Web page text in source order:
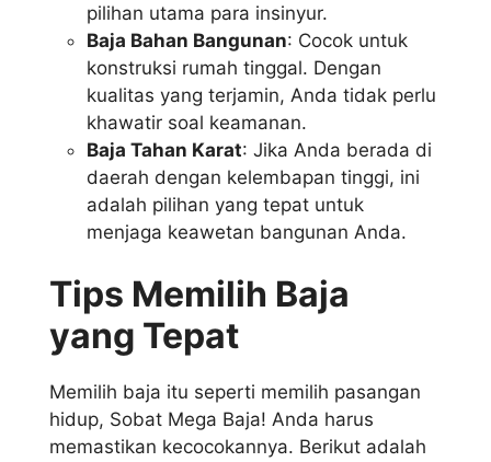
pilihan utama para insinyur.
Baja Bahan Bangunan: Cocok untuk
konstruksi rumah tinggal. Dengan
kualitas yang terjamin, Anda tidak perlu
khawatir soal keamanan.
Baja Tahan Karat: Jika Anda berada di
daerah dengan kelembapan tinggi, ini
adalah pilihan yang tepat untuk
menjaga keawetan bangunan Anda.
Tips Memilih Baja
yang Tepat
Memilih baja itu seperti memilih pasangan
hidup, Sobat Mega Baja! Anda harus
memastikan kecocokannya. Berikut adalah